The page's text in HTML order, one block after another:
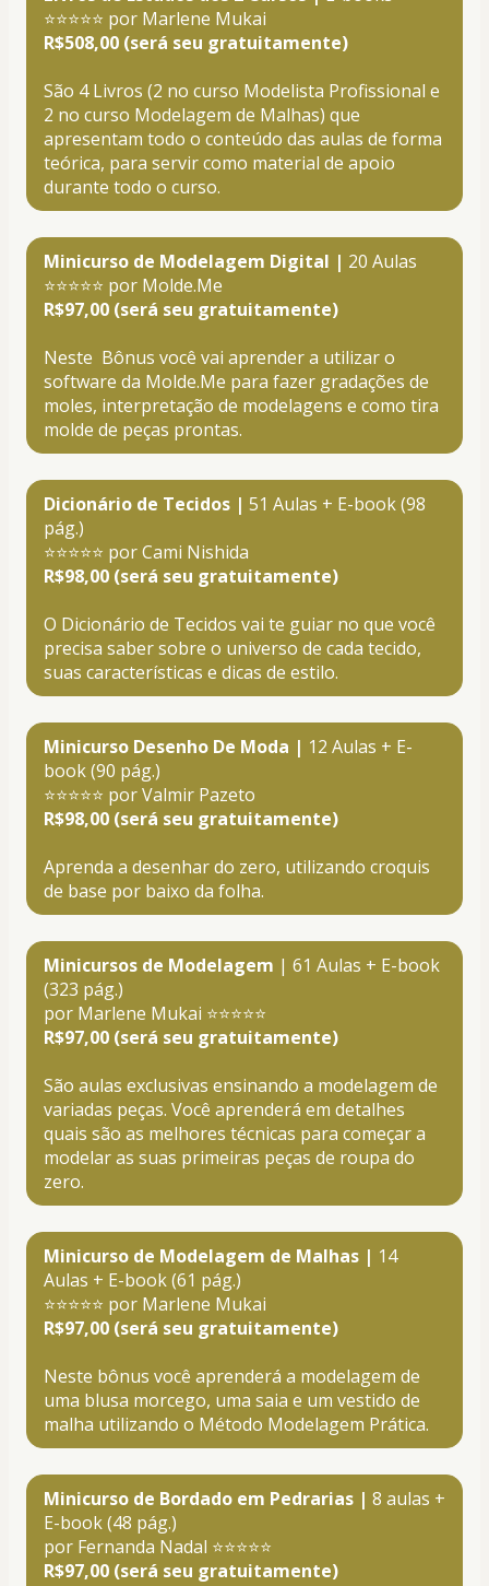
⭐⭐⭐⭐⭐ por Marlene Mukai
R$508,00 (será seu gratuitamente)
São 4 Livros (2 no curso Modelista Profissional e
2 no curso Modelagem de Malhas) que
apresentam todo o conteúdo das aulas de forma
teórica, para servir como material de apoio
durante todo o curso.
Minicurso de Modelagem Digital | 20 Aulas
⭐⭐⭐⭐⭐ por Molde.Me
R$97,00 (será seu gratuitamente)
Neste  Bônus você vai aprender a utilizar o
software da Molde.Me para fazer gradações de
moles, interpretação de modelagens e como tira
molde de peças prontas.
Dicionário de Tecidos | 51 Aulas + E-book (98
pág.)
⭐⭐⭐⭐⭐ por Cami Nishida
R$98,00 (será seu gratuitamente)
O Dicionário de Tecidos vai te guiar no que você
precisa saber sobre o universo de cada tecido,
suas características e dicas de estilo.
Minicurso Desenho De Moda | 12 Aulas + E-
book (90 pág.)
⭐⭐⭐⭐⭐ por Valmir Pazeto
R$98,00 (será seu gratuitamente)
Aprenda a desenhar do zero, utilizando croquis
de base por baixo da folha.
Minicursos de Modelagem | 61 Aulas + E-book
(323 pág.)
por Marlene Mukai ⭐⭐⭐⭐⭐
R$97,00 (será seu gratuitamente)
São aulas exclusivas ensinando a modelagem de
variadas peças. Você aprenderá em detalhes
quais são as melhores técnicas para começar a
modelar as suas primeiras peças de roupa do
zero.
Minicurso de Modelagem de Malhas | 14
Aulas + E-book (61 pág.)
⭐⭐⭐⭐⭐ por Marlene Mukai
R$97,00 (será seu gratuitamente)
Neste bônus você aprenderá a modelagem de
uma blusa morcego, uma saia e um vestido de
malha utilizando o Método Modelagem Prática.
Minicurso de Bordado em Pedrarias | 8 aulas +
E-book (48 pág.)
por Fernanda Nadal ⭐⭐⭐⭐⭐
R$97,00 (será seu gratuitamente)